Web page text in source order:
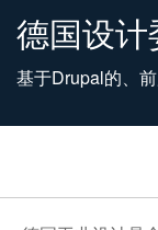
德国设
基于Drupal的、